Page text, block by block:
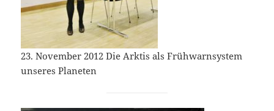
23. November 2012 Die Arktis als Frühwarnsystem
unseres Planeten